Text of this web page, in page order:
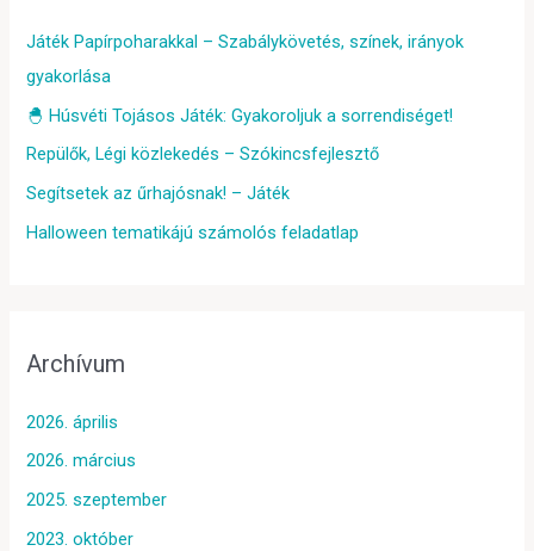
Játék Papírpoharakkal – Szabálykövetés, színek, irányok
gyakorlása
🐣 Húsvéti Tojásos Játék: Gyakoroljuk a sorrendiséget!
Repülők, Légi közlekedés – Szókincsfejlesztő
Segítsetek az űrhajósnak! – Játék
Halloween tematikájú számolós feladatlap
Archívum
2026. április
2026. március
2025. szeptember
2023. október